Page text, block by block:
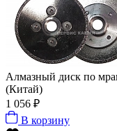
Алмазный диск по
(Китай)
1 056 ₽
В корзину